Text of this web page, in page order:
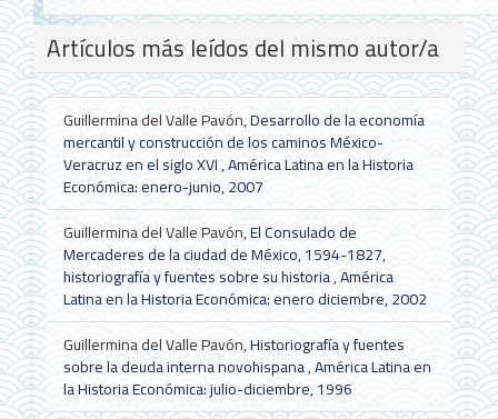
Detalles
del
artículo
Artículos más leídos del mismo autor/a
Guillermina del Valle Pavón,Desarrollo de la economía
mercantil y construcción de los caminos México-
Veracruz en el siglo XVI,América Latina en la Historia
Económica: enero-junio, 2007
Guillermina del Valle Pavón,El Consulado de
Mercaderes de la ciudad de México, 1594-1827,
historiografía y fuentes sobre su historia,América
Latina en la Historia Económica: enero diciembre, 2002
Guillermina del Valle Pavón,Historiografía y fuentes
sobre la deuda interna novohispana,América Latina en
la Historia Económica: julio-diciembre, 1996